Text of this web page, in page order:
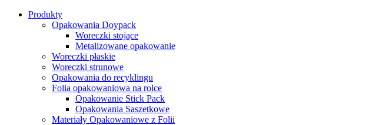
Produkty
Opakowania Doypack
Woreczki stojące
Metalizowane opakowanie
Woreczki płaskie
Woreczki strunowe
Opakowania do recyklingu
Folia opakowaniowa na rolce
Opakowanie Stick Pack
Opakowania Saszetkowe
Materiały Opakowaniowe z Folii